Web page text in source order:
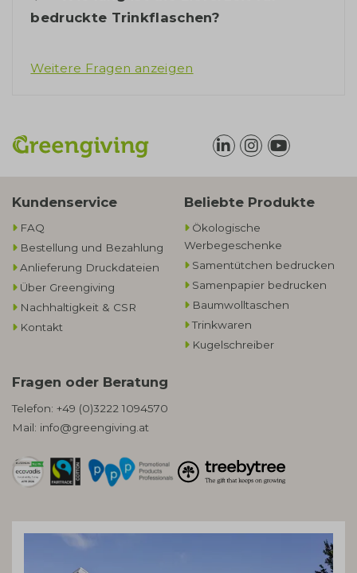
bedruckte Trinkflaschen?
Weitere Fragen anzeigen
Kundenservice
FAQ
Bestellung und Bezahlung
Anlieferung Druckdateien
Über Greengiving
Nachhaltigkeit & CSR
Kontakt
Beliebte Produkte
Ökologische
Werbegeschenke​
Samentütchen bedrucken
Samenpapier bedrucken
Baumwolltaschen​
Trinkwaren
Kugelschreiber
Fragen oder Beratung
Telefon: +49 (0)3222 1094570
Mail: info@greengiving.at